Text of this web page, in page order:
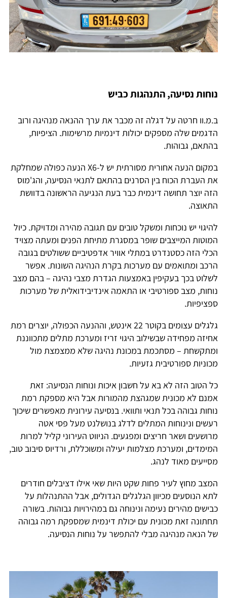
נוחות נסיעה, התנהגות כביש
ב.מ.וו חרטה על דגלה זה מכבר את ערך ההנאה מנהיגה ורוב
הדגמים שלה מספקים יכולות דינמיות מרשימות. הציפיות,
בהתאם, גבוהות.
במקום הנעה אחורית מסורתית יש ל-X6 הנעה כפולה שמחלקת
את העברת הכוח בין הסרנים בהתאם לתנאי הנסיעה, והג'מוס
הזה יוצר תחושה דינמית כבר בעת הנגיעה הראשונה בדוושת
התאוצה.
להיגוי יש נוכחות ומשקל טובים עם תגובה מהירה ומדויקת. כיול
המוטות המייצבים שופר במסגרת מתיחת הפנים ומעתה מצויד
הכלי הזה כסטנדרט במתלי אוויר אדפטיביים ששולטים בגובה
הרכב ומתואמים עם מערכות בקרת הנהיגה השונות. אפשר
לשלוט בכך בעקיפין באמצעות הגדרת מצבי נהיגה – בהם מצב
נוחות, מצב ספורטיבי או התאמה אינדיבידואלית של מערכות
ספציפיות.
גלגלים עצומים בקוטר 22 אינטש, וההנעה הכפולה, יוצרים רמת
אחיזה מפחידה שבשילוב היגוי זריז ומערכת מתלים מתכווננת
ומתקשחת – מסתכמת במכונת נהיגה שלא ממצמצת מול
מכוניות ספורטיבית גזעיות.
כל הטוב הזה לא בא על חשבון איכות ונוחות הנסיעה: זאת
אמנם לא מכונית שמגהצת מהמורות אבל היא מספקת רמת
נוחות גבוהה בכל תנאי ותוואי. בנסיעה עירונית מאפשרים שיכוך
רעשים ונינוחות המתלים לדלג בנושלנט מעל פסי אטה
מרושעים ושאר חריצים ומפגעים. הניווט העירוני קליל למרות
המימדים, ומערכת מצלמות יעילה ומשוכללת, ורדיוס סיבוב טוב,
מסייעים מאוד לנהג.
המצב מחוץ לעיר פחות שקט היות שאי אילו דציבלים חודרים
לתא הנוסעים מכיוון הגלגלים הגדולים, אבל ההתנהלות על
כבישים מהירים נעימה ונינוחה גם במהירויות גבוהות. בשורה
תחתונה זאת מכונית עם יכולת דינמית שמספקת רמה גבוהה
של הנאה מנהיגה מבלי להתפשר על נוחות הנסיעה.